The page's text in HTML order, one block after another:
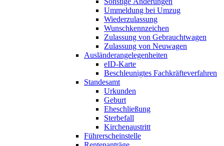
Ummeldung bei Umzug
Wiederzulassung
Wunschkennzeichen
Zulassung von Gebrauchtwagen
Zulassung von Neuwagen
Ausländerangelegenheiten
eID-Karte
Beschleunigtes Fachkräfteverfahren
Standesamt
Urkunden
Geburt
Eheschließung
Sterbefall
Kirchenaustritt
Führerscheinstelle